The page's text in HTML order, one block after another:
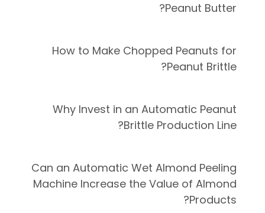
Peanut Butter?
How to Make Chopped Peanuts for
Peanut Brittle?
Why Invest in an Automatic Peanut
Brittle Production Line?
Can an Automatic Wet Almond Peeling
Machine Increase the Value of Almond
Products?